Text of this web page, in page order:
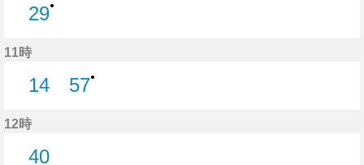
29●
11時
14
57●
12時
40